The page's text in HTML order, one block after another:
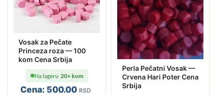
Vosak za Pečate
Princeza roza — 100
kom Cena Srbija
Cena: 500.00 RSD
Na lageru 20+ kom
Perla Pečatni Vosak —
Crvena Hari Poter Cena
Srbija